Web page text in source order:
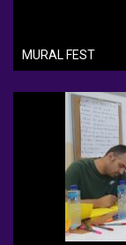
MURAL FEST